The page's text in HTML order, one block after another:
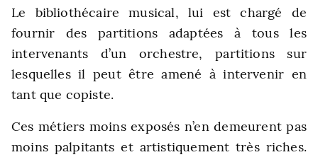
Le bibliothécaire musical, lui est chargé de
fournir des partitions adaptées à tous les
intervenants d’un orchestre, partitions sur
lesquelles il peut être amené à intervenir en
tant que copiste.
Ces métiers moins exposés n’en demeurent pas
moins palpitants et artistiquement très riches.